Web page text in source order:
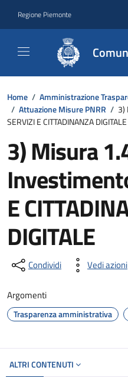
Regione Piemonte
Home / Amministrazione
/ Attuazione Misure PNRR / 3)
SERVIZI E CITTADINANZA DIGITALE
3) Misura
E
DIGITALE
Condividi Vedi azioni
Argomenti
Trasparenza amministrativa
ALTRI CONTENUTI